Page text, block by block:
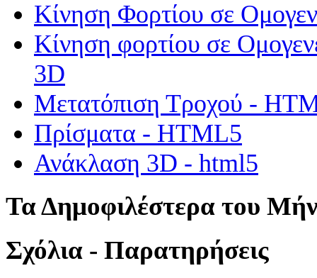
Κίνηση Φορτίου σε
Κίνηση φορτίου σε
3D
Μετατόπιση Τροχού -
Πρίσματα - HTML5
Ανάκλαση 3D - html5
Τα Δημοφιλέστερα του
Σχόλια - Παρατηρήσεις